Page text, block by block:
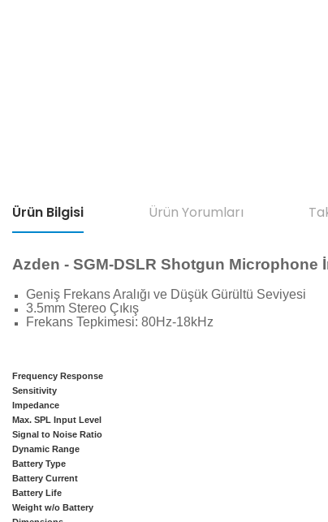
Ürün Bilgisi Ürün Yorumları
Azden - SGM-DSLR Shotgun Microphone
Geniş Frekans Aralığı ve Düşük Gürültü Seviyesi
3.5mm Stereo Çıkış
Frekans Tepkimesi: 80Hz-18kHz
Frequency Response
Sensitivity
Impedance
Max. SPL Input Level
Signal to Noise Ratio
Dynamic Range
Battery Type
Battery Current
Battery Life
Weight w/o Battery